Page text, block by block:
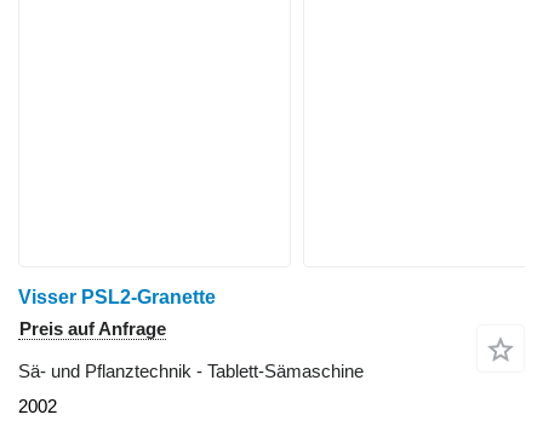
Visser PSL2-Granette
Preis auf Anfrage
Sä- und Pflanztechnik - Tablett-Sämaschine
2002